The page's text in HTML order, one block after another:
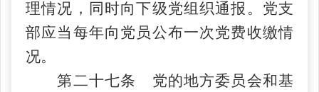
理情况，同时向下级党组织通报。党支
部应当每年向党员公布一次党费收缴情
况。
第二十七条 党的地方委员会和基